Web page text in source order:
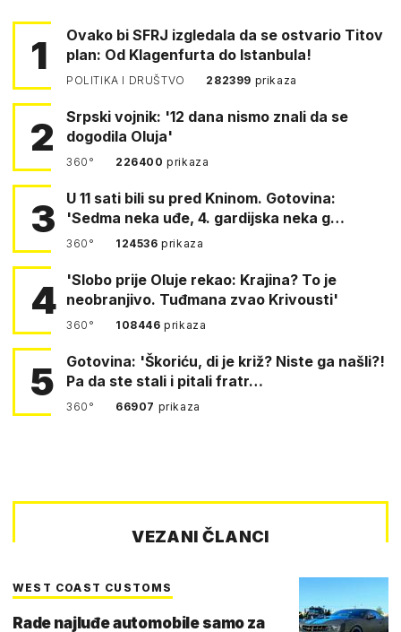
1
Ovako bi SFRJ izgledala da se ostvario Titov
plan: Od Klagenfurta do Istanbula!
POLITIKA I DRUŠTVO 282399 prikaza
2
Srpski vojnik: '12 dana nismo znali da se
dogodila Oluja'
360° 226400prikaza
3
U 11 sati bili su pred Kninom. Gotovina:
'Sedma neka uđe, 4. gardijska neka g…
360° 124536prikaza
4
'Slobo prije Oluje rekao: Krajina? To je
neobranjivo. Tuđmana zvao Krivousti'
360° 108446prikaza
5
Gotovina: 'Škoriću, di je križ? Niste ga našli?!
Pa da ste stali i pitali fratr…
360° 66907 prikaza
VEZANI ČLANCI
WEST COAST CUSTOMS
Rade najluđe automobile samo za